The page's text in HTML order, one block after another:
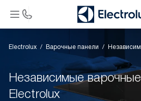
Electrolux Варочные панели
Независимые
Electrolux